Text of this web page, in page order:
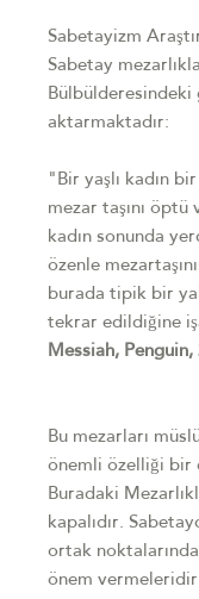
Sabetayizm
Sabetay
Bülbülderesindeki
aktarmaktadır:
"Bir yaşlı kadın
mezar taşını öptü
kadın sonunda
özenle
burada tipik bir
tekrar edildiğine
Messiah, Penguin,
Bu mezarları
önemli özelliği bir
Buradaki
kapalıdır.
ortak
önem